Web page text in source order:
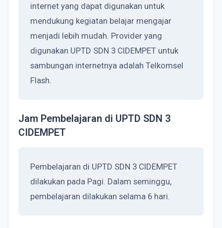
internet yang dapat digunakan untuk
mendukung kegiatan belajar mengajar
menjadi lebih mudah. Provider yang
digunakan UPTD SDN 3 CIDEMPET untuk
sambungan internetnya adalah Telkomsel
Flash.
Jam Pembelajaran di UPTD SDN 3
CIDEMPET
Pembelajaran di UPTD SDN 3 CIDEMPET
dilakukan pada Pagi. Dalam seminggu,
pembelajaran dilakukan selama 6 hari.